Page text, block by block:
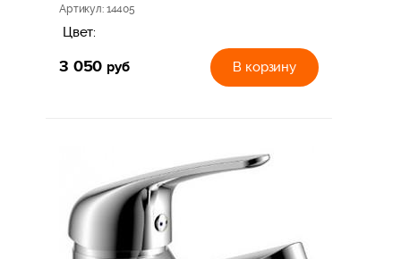
Артикул: 14405
Цвет:
3 050 руб В корзину